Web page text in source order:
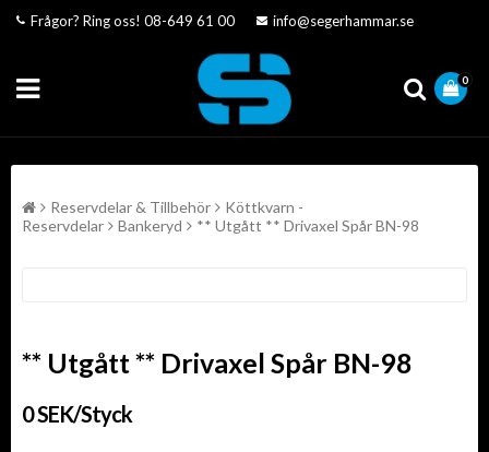
Frågor? Ring oss! 08-649 61 00 info@segerhammar.se
0
Reservdelar & Tillbehör
Köttkvarn -
Reservdelar
Bankeryd ** Utgått ** Drivaxel Spår BN-98
** Utgått ** Drivaxel Spår BN-98
0 SEK/Styck